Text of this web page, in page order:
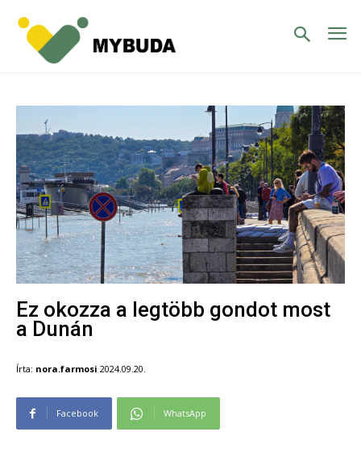
Ez okozza a legtöbb gondot most
a Dunán
Írta: nora.farmosi 2024.09.20.
Facebook WhatsApp